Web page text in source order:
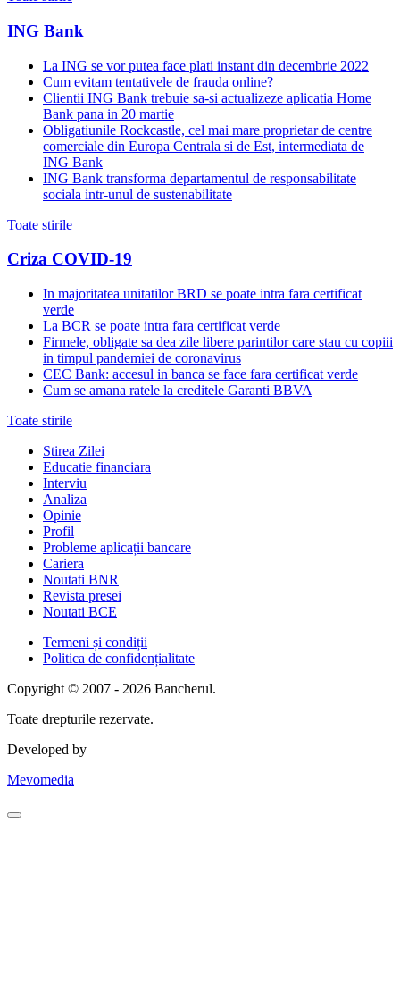
ING Bank
La ING se vor putea face plati instant din decembrie 2022
Cum evitam tentativele de frauda online?
Clientii ING Bank trebuie sa-si actualizeze aplicatia Home
Bank pana in 20 martie
Obligatiunile Rockcastle, cel mai mare proprietar de centre
comerciale din Europa Centrala si de Est, intermediata de
ING Bank
ING Bank transforma departamentul de responsabilitate
sociala intr-unul de sustenabilitate
Toate stirile
Criza COVID-19
In majoritatea unitatilor BRD se poate intra fara certificat
verde
La BCR se poate intra fara certificat verde
Firmele, obligate sa dea zile libere parintilor care stau cu copiii
in timpul pandemiei de coronavirus
CEC Bank: accesul in banca se face fara certificat verde
Cum se amana ratele la creditele Garanti BBVA
Toate stirile
Stirea Zilei
Educatie financiara
Interviu
Analiza
Opinie
Profil
Probleme aplicații bancare
Cariera
Noutati BNR
Revista presei
Noutati BCE
Termeni și condiții
Politica de confidențialitate
Copyright © 2007 - 2026 Bancherul.
Toate drepturile rezervate.
Developed by
Mevomedia